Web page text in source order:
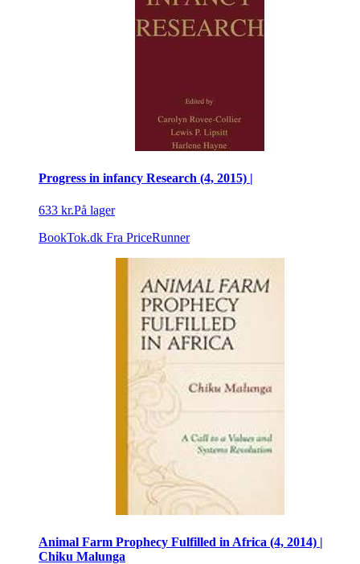
Progress in infancy Research (4, 2015) |
633 kr.På lager
BookTok.dk Fra PriceRunner
Animal Farm Prophecy Fulfilled in Africa (4, 2014) |
Chiku Malunga